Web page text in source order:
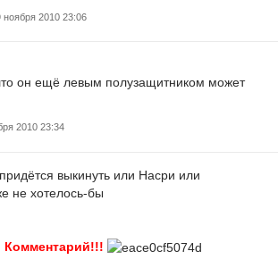
ноября 2010 23:06
он ещё левым полузащитником может
2010 23:34
выкинуть или Насри или
не хотелось-бы